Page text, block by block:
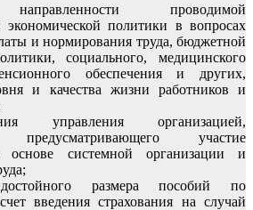
проводимой
экономической политики в вопросах
и нормирования труда, бюджетной
социального, медицинского
обеспечения и других,
и качества жизни работников и
управления организацией,
предусматривающего участие
основе системной организации и
достойного размера пособий по
введения страхования на случай